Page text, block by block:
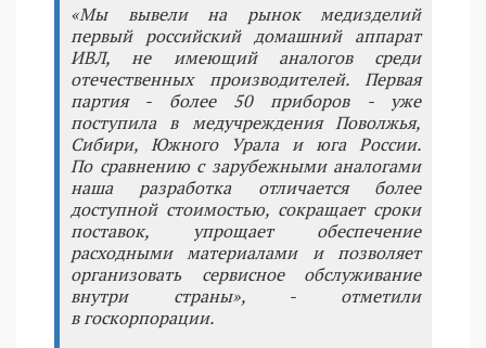
«Мы вывели на рынок медизделий
первый российский домашний аппарат
ИВЛ, не имеющий аналогов среди
отечественных производителей. Первая
партия - более 50 приборов - уже
поступила в медучреждения Поволжья,
Сибири, Южного Урала и юга России.
По сравнению с зарубежными аналогами
наша разработка отличается более
доступной стоимостью, сокращает сроки
поставок, упрощает обеспечение
расходными материалами и позволяет
организовать сервисное обслуживание
внутри страны», - отметили
в госкорпорации.